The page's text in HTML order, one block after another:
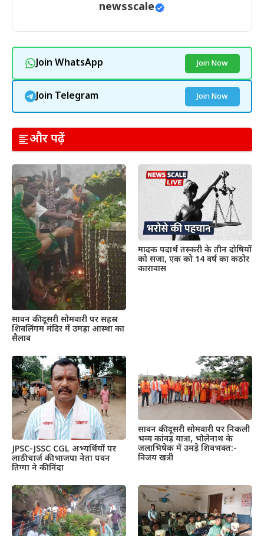
newsscale
Join WhatsApp Join Now
Join Telegram Join Now
और पढ़ें
सावन की दूसरी सोमवारी पर सहस्र
शिवलिंगम मंदिर में उमड़ा आस्था का
सैलाब
मादक पदार्थ तस्करी के तीन दोषियों
को सजा, एक को 14 वर्ष का कठोर
कारावास
JPSC-JSSC CGL अभ्यर्थियों पर
लाठीचार्ज की भाजपा नेता पवन
तिग्गा ने की निंदा
सावन की दूसरी सोमवारी पर निकली
भव्य कांवड़ यात्रा, भोलेनाथ के
जलाभिषेक में उमड़े शिवभक्त:-
विजय खत्री